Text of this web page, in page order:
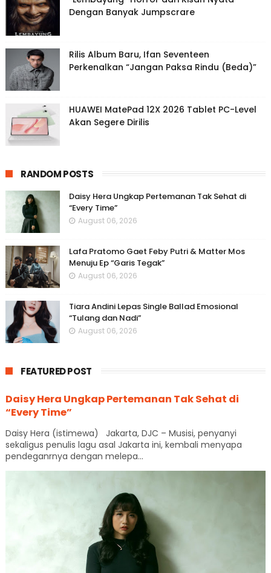
Dengan Banyak Jumpscrare
Rilis Album Baru, Ifan Seventeen
Perkenalkan “Jangan Paksa Rindu (Beda)”
HUAWEI MatePad 12X 2026 Tablet PC-Level
Akan Segere Dirilis
RANDOM POSTS
Daisy Hera Ungkap Pertemanan Tak Sehat di
“Every Time”
August 06, 2026
Lafa Pratomo Gaet Feby Putri & Matter Mos
Menuju Ep “Garis Tegak”
August 06, 2026
Tiara Andini Lepas Single Ballad Emosional
“Tulang dan Nadi”
August 06, 2026
FEATURED POST
Daisy Hera Ungkap Pertemanan Tak Sehat di
“Every Time”
Daisy Hera (istimewa) Jakarta, DJC – Musisi, penyanyi
sekaligus penulis lagu asal Jakarta ini, kembali menyapa
pendeganrnya dengan melepa...